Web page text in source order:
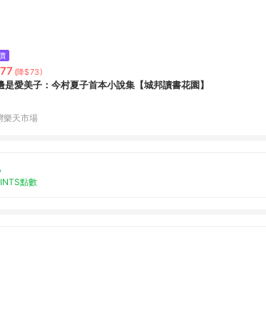
(降$73)
是愛美子：今村夏子首本小說集【城邦讀書花園】
樂天市場
點數